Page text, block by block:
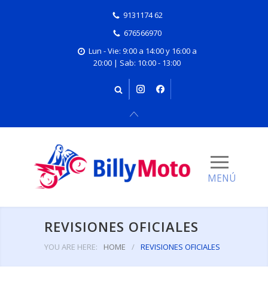
9131174 62
676566970
Lun - Vie: 9:00 a 14:00 y 16:00 a
20:00 | Sab: 10:00 - 13:00
REVISIONES OFICIALES
YOU ARE HERE: HOME / REVISIONES OFICIALES